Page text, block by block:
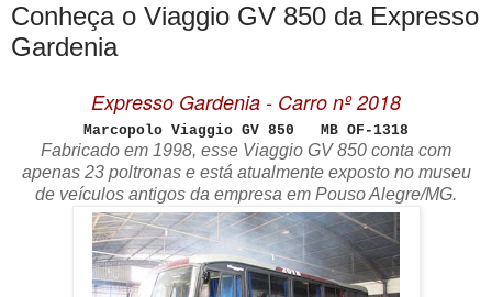
Conheça o Viaggio GV 850 da Expresso
Gardenia
Expresso Gardenia - Carro nº 2018
Marcopolo Viaggio GV 850 MB OF-1318
Fabricado em 1998, esse Viaggio GV 850 conta com
apenas 23 poltronas e está atualmente exposto no museu
de veículos antigos da empresa em Pouso Alegre/MG.